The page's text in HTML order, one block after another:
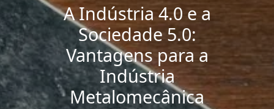
A Indústria 4.0 e a
Sociedade 5.0:
Vantagens para a
Indústria
Metalomecânica